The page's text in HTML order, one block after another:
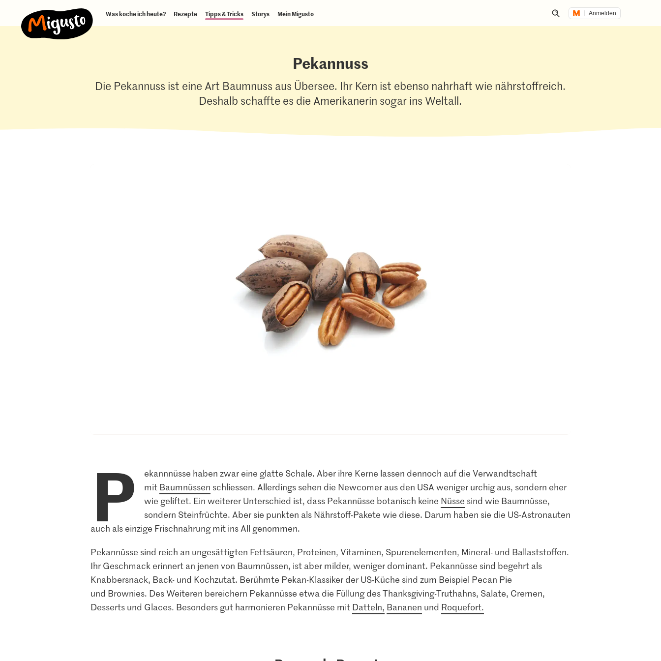
Was koche ich heute? Rezepte Tipps & Tricks Storys Mein Migusto
Suche öffnen
Anmelden
Pekannuss
Die Pekannuss ist eine Art Baumnuss aus Übersee. Ihr Kern ist ebenso nahrhaft wie nährstoffreich.
Deshalb schaffte es die Amerikanerin sogar ins Weltall.
P
ekannnüsse haben zwar eine glatte Schale. Aber ihre Kerne lassen dennoch auf die Verwandtschaft
mit Baumnüssen schliessen. Allerdings sehen die Newcomer aus den USA weniger urchig aus, sondern eher
wie geliftet. Ein weiterer Unterschied ist, dass Pekannüsse botanisch keine Nüsse sind wie Baumnüsse,
sondern Steinfrüchte. Aber sie punkten als Nährstoff-Pakete wie diese. Darum haben sie die US-Astronauten
auch als einzige Frischnahrung mit ins All genommen.
Pekannüsse sind reich an ungesättigten Fettsäuren, Proteinen, Vitaminen, Spurenelementen, Mineral- und Ballaststoffen.
Ihr Geschmack erinnert an jenen von Baumnüssen, ist aber milder, weniger dominant. Pekannüsse sind begehrt als
Knabbersnack, Back- und Kochzutat. Berühmte Pekan-Klassiker der US-Küche sind zum Beispiel Pecan Pie
und Brownies. Des Weiteren bereichern Pekannüsse etwa die Füllung des Thanksgiving-Truthahns, Salate, Cremen,
Desserts und Glaces. Besonders gut harmonieren Pekannüsse mit Datteln, Bananen und Roquefort.